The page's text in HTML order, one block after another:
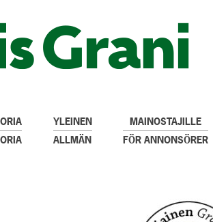
YLEINEN
ALLMÄN
MAINOSTAJILLE
FÖR ANNONSÖRER